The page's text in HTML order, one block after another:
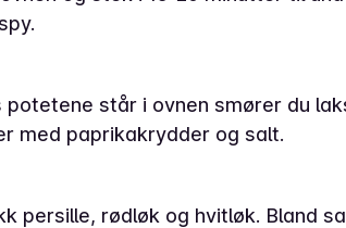
potetene står i ovnen smører du
med paprikakrydder og salt.
persille, rødløk og hvitløk. Bland